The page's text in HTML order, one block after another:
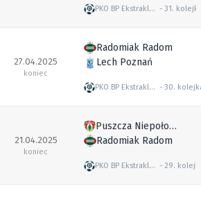
PKO BP Ekstraklasa 31. kolejka
27.04.2025
koniec
Radomiak Radom
Lech Poznań
PKO BP Ekstraklasa 30.
21.04.2025
koniec
Puszcza Niepołomice
Radomiak Radom
PKO BP Ekstraklasa 29. kolejka